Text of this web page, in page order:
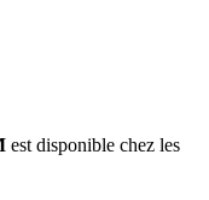
est disponible chez les